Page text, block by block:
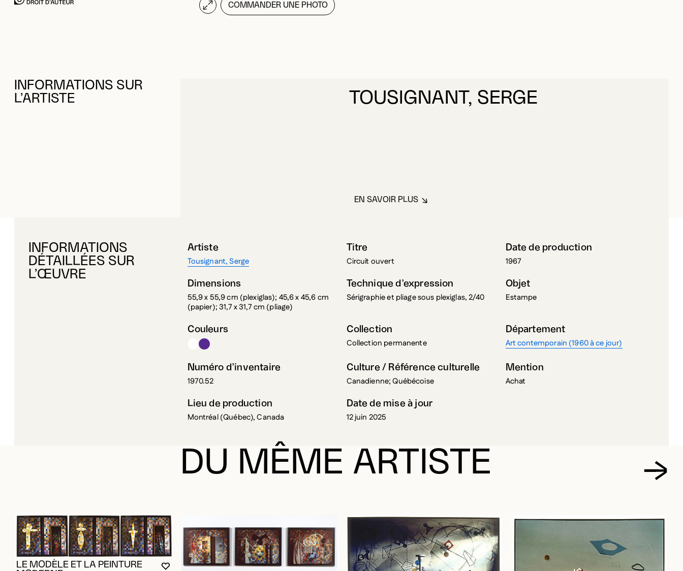
COMMANDER UNE PHOTO
INFORMATIONS SUR
L’ARTISTE
TOUSIGNANT, SERGE
EN SAVOIR PLUSÀ PROPOS DE TOUSIGNANT, SERGE
INFORMATIONS
DÉTAILLÉES SUR
L’ŒUVRE
Artiste
Tousignant, Serge
Titre
Circuit ouvert
Date de production
1967
Dimensions
55,9 x 55,9 cm (plexiglas); 45,6 x 45,6 cm
(papier); 31,7 x 31,7 cm (pliage)
Technique d’expression
Sérigraphie et pliage sous plexiglas, 2/40
Objet
Estampe
Couleurs Collection
Collection permanente
Département
Art contemporain (1960 à ce jour)
Numéro d’inventaire
1970.52
Culture / Référence culturelle
Canadienne; Québécoise
Mention
Achat
Lieu de production
Montréal (Québec), Canada
Date de mise à jour
12 juin 2025
DU MÊME ARTISTE
LE MODÈLE ET LA PEINTURE